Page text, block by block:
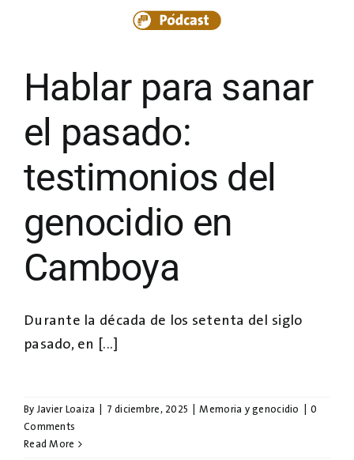
Hablar para sanar
el pasado:
testimonios del
genocidio en
Camboya
Durante la década de los setenta del siglo
pasado, en [...]
ByJavier Loaiza 7 diciembre, 2025 Memoria y genocidio
0
Comments
Read More